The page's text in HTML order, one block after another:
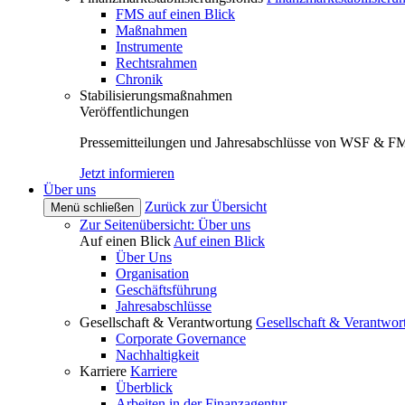
FMS auf einen Blick
Maßnahmen
Instrumente
Rechtsrahmen
Chronik
Stabilisierungsmaßnahmen
Veröffentlichungen
Pressemitteilungen und Jahresabschlüsse von WSF &
Jetzt informieren
Über uns
Menü schließen
Zurück zur Übersicht
Zur Seitenübersicht: Über uns
Auf einen Blick Auf einen Blick
Über Uns
Organisation
Geschäftsführung
Jahresabschlüsse
Gesellschaft & Verantwortung Gesellschaft &
Corporate Governance
Nachhaltigkeit
Karriere Karriere
Überblick